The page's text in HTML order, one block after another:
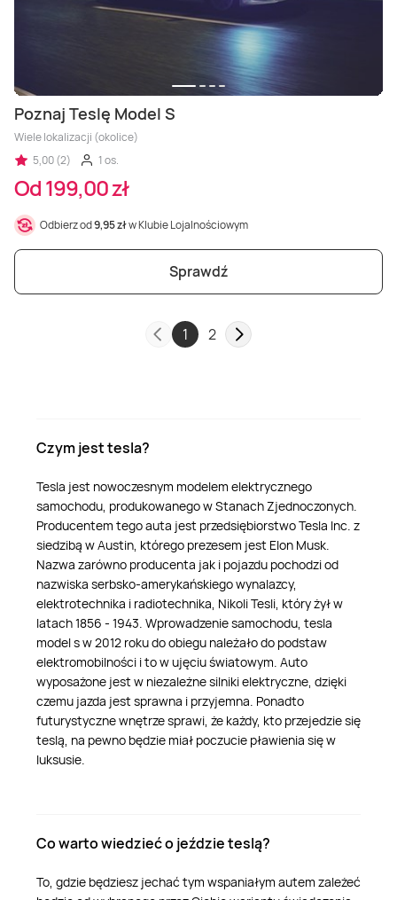
Poznaj Teslę Model S
Wiele lokalizacji (okolice)
5,00 (2)
1 os.
Od 199,00 zł
Odbierz od9,95 złw Klubie Lojalnościowym
Sprawdź
1 2
Czym jest tesla?
Tesla jest nowoczesnym modelem elektrycznego
samochodu, produkowanego w Stanach Zjednoczonych.
Producentem tego auta jest przedsiębiorstwo Tesla Inc. z
siedzibą w Austin, którego prezesem jest Elon Musk.
Nazwa zarówno producenta jak i pojazdu pochodzi od
nazwiska serbsko-amerykańskiego wynalazcy,
elektrotechnika i radiotechnika, Nikoli Tesli, który żył w
latach 1856 - 1943. Wprowadzenie samochodu, tesla
model s w 2012 roku do obiegu należało do podstaw
elektromobilności i to w ujęciu światowym. Auto
wyposażone jest w niezależne silniki elektryczne, dzięki
czemu jazda jest sprawna i przyjemna. Ponadto
futurystyczne wnętrze sprawi, że każdy, kto przejedzie się
teslą, na pewno będzie miał poczucie pławienia się w
luksusie.
Co warto wiedzieć o jeździe teslą?
To, gdzie będziesz jechać tym wspaniałym autem zależeć